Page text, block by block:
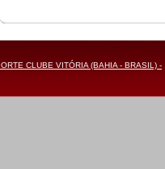
CLUBE VITÓRIA (BAHIA - BRASIL) -